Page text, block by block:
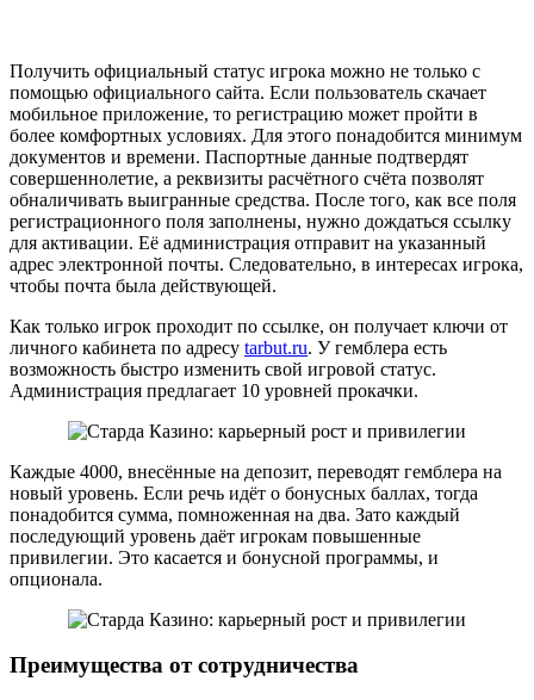
Получить официальный статус игрока можно не только с
помощью официального сайта. Если пользователь скачает
мобильное приложение, то регистрацию может пройти в
более комфортных условиях. Для этого понадобится минимум
документов и времени. Паспортные данные подтвердят
совершеннолетие, а реквизиты расчётного счёта позволят
обналичивать выигранные средства. После того, как все поля
регистрационного поля заполнены, нужно дождаться ссылку
для активации. Её администрация отправит на указанный
адрес электронной почты. Следовательно, в интересах игрока,
чтобы почта была действующей.
Как только игрок проходит по ссылке, он получает ключи от
личного кабинета по адресу tarbut.ru. У гемблера есть
возможность быстро изменить свой игровой статус.
Администрация предлагает 10 уровней прокачки.
Каждые 4000, внесённые на депозит, переводят гемблера на
новый уровень. Если речь идёт о бонусных баллах, тогда
понадобится сумма, помноженная на два. Зато каждый
последующий уровень даёт игрокам повышенные
привилегии. Это касается и бонусной программы, и
опционала.
Преимущества от сотрудничества